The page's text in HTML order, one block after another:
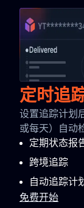
定时追
设置追踪计划
或每天）自动
定期状态报
跨境追踪
自动追踪计
免费开始